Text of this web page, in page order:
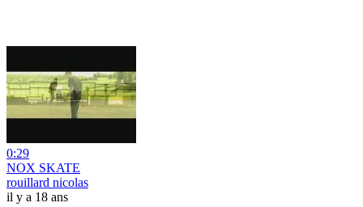
0:29
NOX SKATE
rouillard nicolas
il y a 18 ans